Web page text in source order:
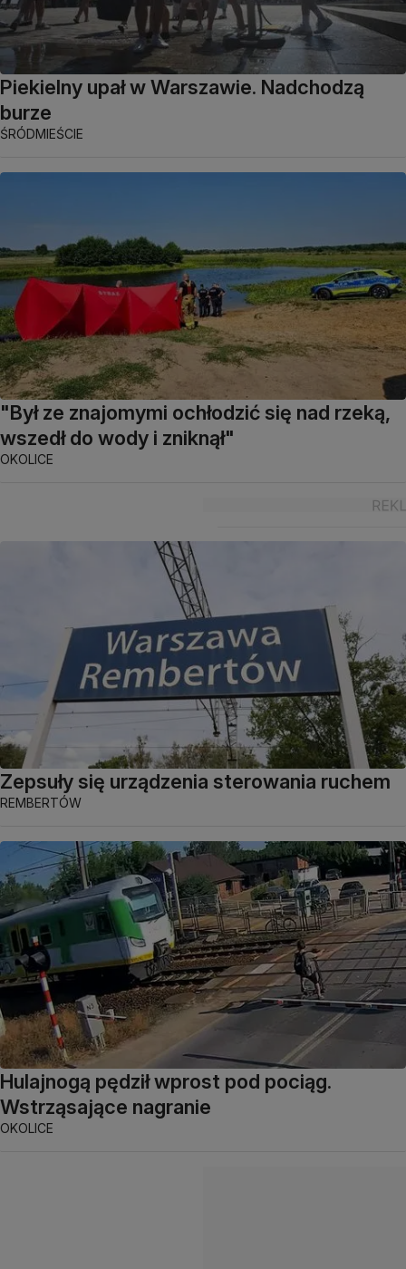
Piekielny upał w Warszawie. Nadchodzą
burze
ŚRÓDMIEŚCIE
"Był ze znajomymi ochłodzić się nad rzeką,
wszedł do wody i zniknął"
OKOLICE
Zepsuły się urządzenia sterowania ruchem
REMBERTÓW
Hulajnogą pędził wprost pod pociąg.
Wstrząsające nagranie
OKOLICE